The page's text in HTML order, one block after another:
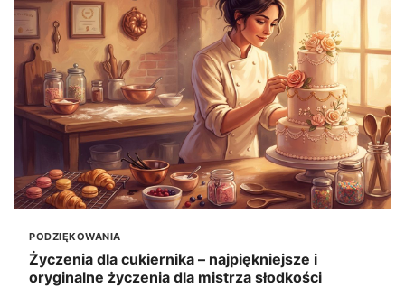
PODZIĘKOWANIA
Życzenia dla cukiernika – najpiękniejsze i
oryginalne życzenia dla mistrza słodkości